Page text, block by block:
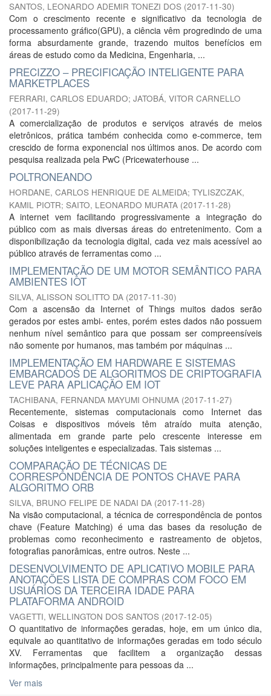
SANTOS, LEONARDO ADEMIR TONEZI DOS (2017-11-30)
Com o crescimento recente e significativo da tecnologia de
processamento gráfico(GPU), a ciência vêm progredindo de uma
forma absurdamente grande, trazendo muitos benefícios em
áreas de estudo como da Medicina, Engenharia, ...
PRECIZZO – PRECIFICAÇÃO INTELIGENTE PARA
MARKETPLACES
FERRARI, CARLOS EDUARDO; JATOBÁ, VITOR CARNELLO
(2017-11-29)
A comercialização de produtos e serviços através de meios
eletrônicos, prática também conhecida como e-commerce, tem
crescido de forma exponencial nos últimos anos. De acordo com
pesquisa realizada pela PwC (Pricewaterhouse ...
POLTRONEANDO
HORDANE, CARLOS HENRIQUE DE ALMEIDA; TYLISZCZAK,
KAMIL PIOTR; SAITO, LEONARDO MURATA (2017-11-28)
A internet vem facilitando progressivamente a integração do
público com as mais diversas áreas do entretenimento. Com a
disponibilização da tecnologia digital, cada vez mais acessível ao
público através de ferramentas como ...
IMPLEMENTAÇÃO DE UM MOTOR SEMÂNTICO PARA
AMBIENTES IOT
SILVA, ALISSON SOLITTO DA (2017-11-30)
Com a ascensão da Internet of Things muitos dados serão
gerados por estes ambi- entes, porém estes dados não possuem
nenhum nível semântico para que possam ser compreensíveis
não somente por humanos, mas também por máquinas ...
IMPLEMENTAÇÃO EM HARDWARE E SISTEMAS
EMBARCADOS DE ALGORITMOS DE CRIPTOGRAFIA
LEVE PARA APLICAÇÃO EM IOT
TACHIBANA, FERNANDA MAYUMI OHNUMA (2017-11-27)
Recentemente, sistemas computacionais como Internet das
Coisas e dispositivos móveis têm atraído muita atenção,
alimentada em grande parte pelo crescente interesse em
soluções inteligentes e especializadas. Tais sistemas ...
COMPARAÇÃO DE TÉCNICAS DE
CORRESPONDÊNCIA DE PONTOS CHAVE PARA
ALGORITMO ORB
SILVA, BRUNO FELIPE DE NADAI DA (2017-11-28)
Na visão computacional, a técnica de correspondência de pontos
chave (Feature Matching) é uma das bases da resolução de
problemas como reconhecimento e rastreamento de objetos,
fotografias panorâmicas, entre outros. Neste ...
DESENVOLVIMENTO DE APLICATIVO MOBILE PARA
ANOTAÇÕES LISTA DE COMPRAS COM FOCO EM
USUÁRIOS DA TERCEIRA IDADE PARA
PLATAFORMA ANDROID
VAGETTI, WELLINGTON DOS SANTOS (2017-12-05)
O quantitativo de informações geradas, hoje, em um único dia,
equivale ao quantitativo de informações geradas em todo século
XV. Ferramentas que facilitem a organização dessas
informações, principalmente para pessoas da ...
Ver mais